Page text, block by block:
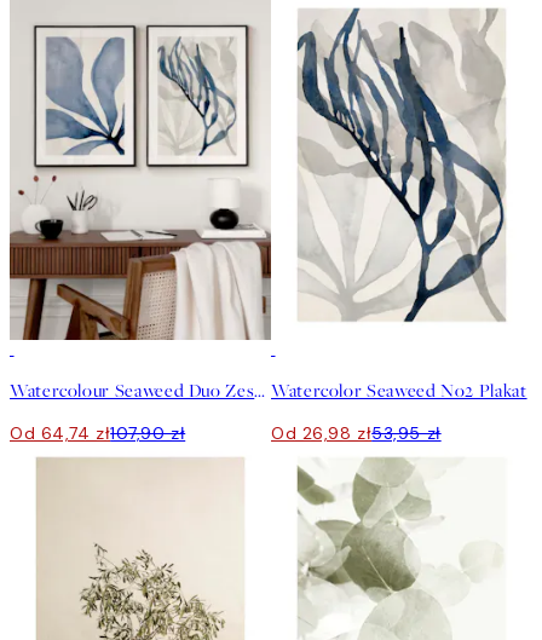
Watercolour Seaweed Duo Zestaw plakatów
Od 64,74 zł107,90 zł
Watercolor Seaweed No2 Plakat
Od 26,98 zł53,95 zł